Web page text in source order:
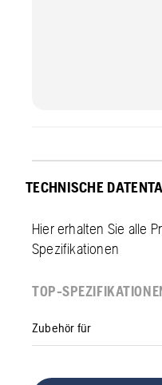
TECHNISCHE
Hier erhalten Sie alle
Spezifikationen
TOP-
Zubehör für